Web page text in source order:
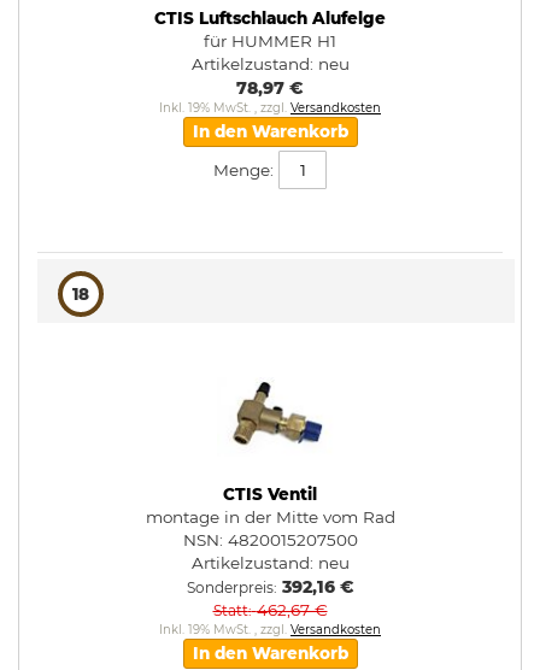
CTIS Luftschlauch Alufelge
für HUMMER H1
Artikelzustand: neu
78,97 €
Inkl. 19% MwSt. , zzgl. Versandkosten
In den Warenkorb
Menge:
18
CTIS Ventil
montage in der Mitte vom Rad
NSN: 4820015207500
Artikelzustand: neu
Sonderpreis 392,16 €
Statt 462,67 €
Inkl. 19% MwSt. , zzgl. Versandkosten
In den Warenkorb